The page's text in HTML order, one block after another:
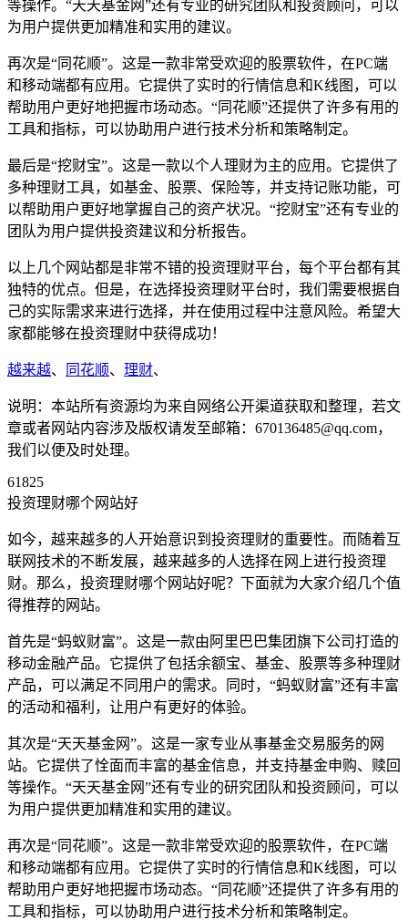
等操作。“天天基金网”还有专业的研究团队和投资顾问，可以
为用户提供更加精准和实用的建议。
再次是“同花顺”。这是一款非常受欢迎的股票软件，在PC端
和移动端都有应用。它提供了实时的行情信息和K线图，可以
帮助用户更好地把握市场动态。“同花顺”还提供了许多有用的
工具和指标，可以协助用户进行技术分析和策略制定。
最后是“挖财宝”。这是一款以个人理财为主的应用。它提供了
多种理财工具，如基金、股票、保险等，并支持记账功能，可
以帮助用户更好地掌握自己的资产状况。“挖财宝”还有专业的
团队为用户提供投资建议和分析报告。
以上几个网站都是非常不错的投资理财平台，每个平台都有其
独特的优点。但是，在选择投资理财平台时，我们需要根据自
己的实际需求来进行选择，并在使用过程中注意风险。希望大
家都能够在投资理财中获得成功！
越来越、 同花顺、 理财、
说明：本站所有资源均为来自网络公开渠道获取和整理，若文
章或者网站内容涉及版权请发至邮箱：670136485@qq.com，
我们以便及时处理。
61825
投资理财哪个网站好
如今，越来越多的人开始意识到投资理财的重要性。而随着互
联网技术的不断发展，越来越多的人选择在网上进行投资理
财。那么，投资理财哪个网站好呢？下面就为大家介绍几个值
得推荐的网站。
首先是“蚂蚁财富”。这是一款由阿里巴巴集团旗下公司打造的
移动金融产品。它提供了包括余额宝、基金、股票等多种理财
产品，可以满足不同用户的需求。同时，“蚂蚁财富”还有丰富
的活动和福利，让用户有更好的体验。
其次是“天天基金网”。这是一家专业从事基金交易服务的网
站。它提供了恮面而丰富的基金信息，并支持基金申购、赎回
等操作。“天天基金网”还有专业的研究团队和投资顾问，可以
为用户提供更加精准和实用的建议。
再次是“同花顺”。这是一款非常受欢迎的股票软件，在PC端
和移动端都有应用。它提供了实时的行情信息和K线图，可以
帮助用户更好地把握市场动态。“同花顺”还提供了许多有用的
工具和指标，可以协助用户进行技术分析和策略制定。